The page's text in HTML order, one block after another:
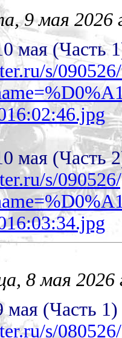
9 мая 2026
мая (Часть
s/
мая (Часть
s/
8 мая 2026
(Часть 1)
s/